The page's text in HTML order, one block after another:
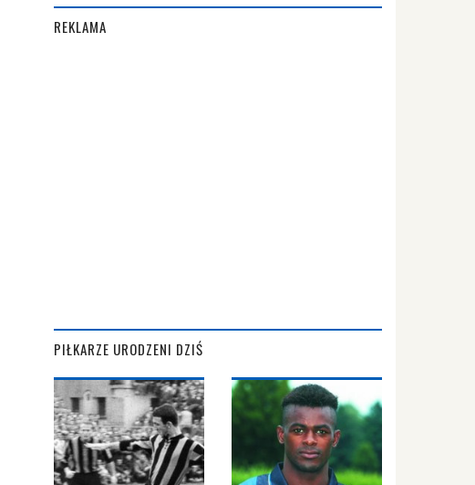
REKLAMA
PIŁKARZE URODZENI DZIŚ